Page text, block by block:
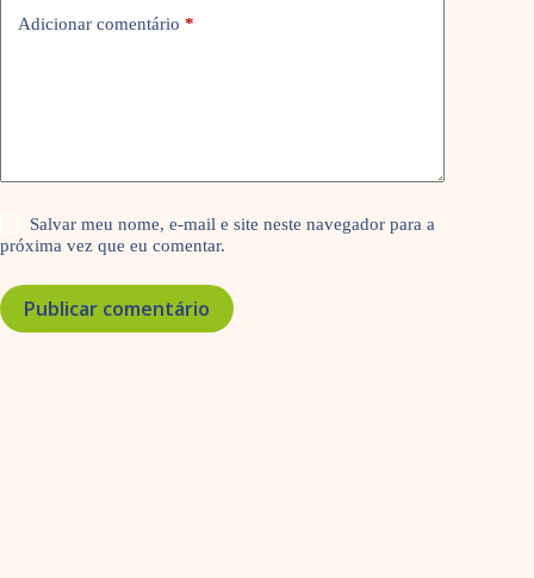
Adicionar comentário *
Salvar meu nome, e-mail e site neste navegador para a
próxima vez que eu comentar.
Publicar comentário